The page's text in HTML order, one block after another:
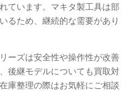
ています。マキタ製工具は部
るため、継続的な需要があり
ーズは安全性や操作性が改善
後継モデルについても買取対
庫整理の際はお気軽にご相談